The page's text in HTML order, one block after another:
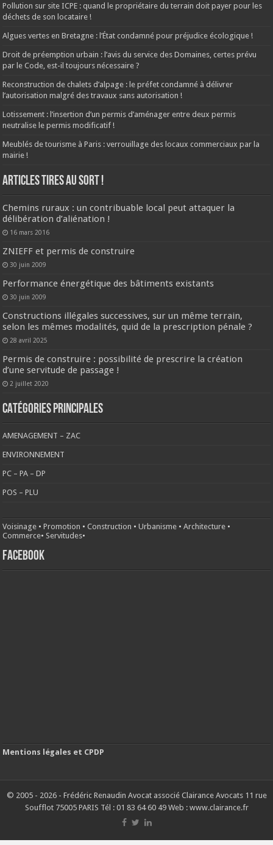
Pollution sur site ICPE : quand le propriétaire du terrain doit payer pour les
déchets de son locataire !
Algues vertes en Bretagne : l’État condamné pour préjudice écologique !
Droit de préemption urbain : l’avis du service des Domaines, certes prévu
par le Code, est-il toujours nécessaire ?
Reconstruction de chalets d’alpage : le préfet condamné à délivrer
l’autorisation malgré des travaux sans autorisation !
Lotissement : l’insertion d’un permis d’aménager entre deux permis
neutralise le permis modificatif !
Meublés de tourisme à Paris : verrouillage des locaux commerciaux par la
mairie !
ARTICLES TIRES AU SORT !
Chemins ruraux : un contribuable local peut attaquer la
délibération d’aliénation !
16 mars 2016
ZNIEFF et permis de construire
30 juin 2009
Performance énergétique des bâtiments existants
30 juin 2009
Constructions illégales successives, sur un même terrain,
selon les mêmes modalités, quid de la prescription pénale ?
28 avril 2025
Permis de construire : possibilité de prescrire la création
d’une servitude de passage !
2 juillet 2020
CATÉGORIES PRINCIPALES
AMENAGEMENT – ZAC
ENVIRONNEMENT
PC – PA – DP
POS – PLU
Voisinage •Promotion •Construction •Urbanisme •Architecture •
Commerce• Servitudes•
FACEBOOK
Mentions légales et CPDP
© 2005 - 2026 - Frédéric Renaudin Avocat associé Clairance Avocats 11 rue
Soufflot 75005 PARIS Tél : 01 83 64 60 49 Web : www.clairance.fr